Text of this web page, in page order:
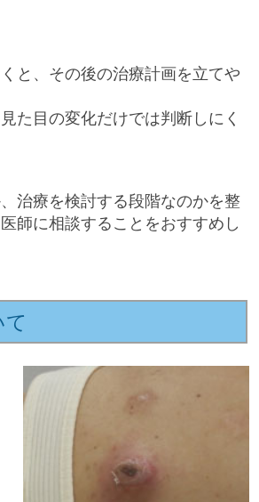
と、その後の治療計画を立てや
た目の変化だけでは判断しにく
治療を検討する段階なのかを整
師に相談することをおすすめし